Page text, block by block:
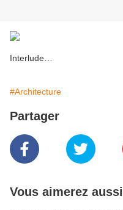
Interlude…
#Architecture
Partager
Vous aimerez aussi